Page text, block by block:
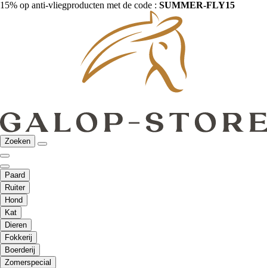
15% op anti-vliegproducten met de code : SUMMER-FLY15
Zoeken
Paard
Ruiter
Hond
Kat
Dieren
Fokkerij
Boerderij
Zomerspecial